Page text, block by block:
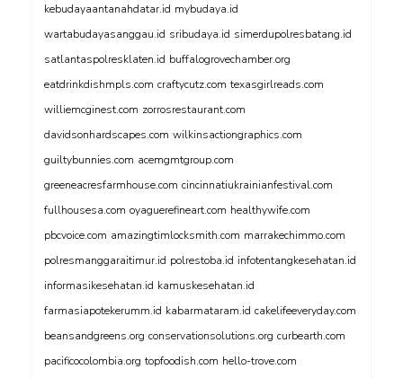
kebudayaantanahdatar.id mybudaya.id
wartabudayasanggau.id sribudaya.id simerdupolresbatang.id
satlantaspolresklaten.id buffalogrovechamber.org
eatdrinkdishmpls.com craftycutz.com texasgirlreads.com
williemcginest.com zorrosrestaurant.com
davidsonhardscapes.com wilkinsactiongraphics.com
guiltybunnies.com acemgmtgroup.com
greeneacresfarmhouse.com cincinnatiukrainianfestival.com
fullhousesa.com oyaguerefineart.com healthywife.com
pbcvoice.com amazingtimlocksmith.com marrakechimmo.com
polresmanggaraitimur.id polrestoba.id infotentangkesehatan.id
informasikesehatan.id kamuskesehatan.id
farmasiapotekerumm.id kabarmataram.id cakelifeeveryday.com
beansandgreens.org conservationsolutions.org curbearth.com
pacificocolombia.org topfoodish.com hello-trove.com